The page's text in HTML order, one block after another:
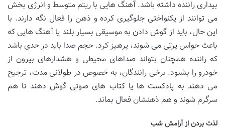
بیداری راننده داشته باشد. آهنگ هایی با ریتم متوسط و انرژی بخش
می توانند از یکنواختی جلوگیری کرده و ذهن را فعال نگه دارند. با
این حال، باید از گوش دادن به موسیقی بسیار بلند یا آهنگ هایی که
باعث حواس پرتی می شوند، پرهیز کرد. حجم صدا باید در حدی باشد
که راننده همچنان بتواند صداهای محیطی و هشدارهای بیرون از
خودرو را بشنود. برخی رانندگان، به خصوص در طولانی مدت، ترجیح
می دهند به پادکست ها یا کتاب های صوتی گوش دهند تا هم
سرگرم شوند و هم ذهنشان فعال بماند.
لذت بردن از آرامش شب